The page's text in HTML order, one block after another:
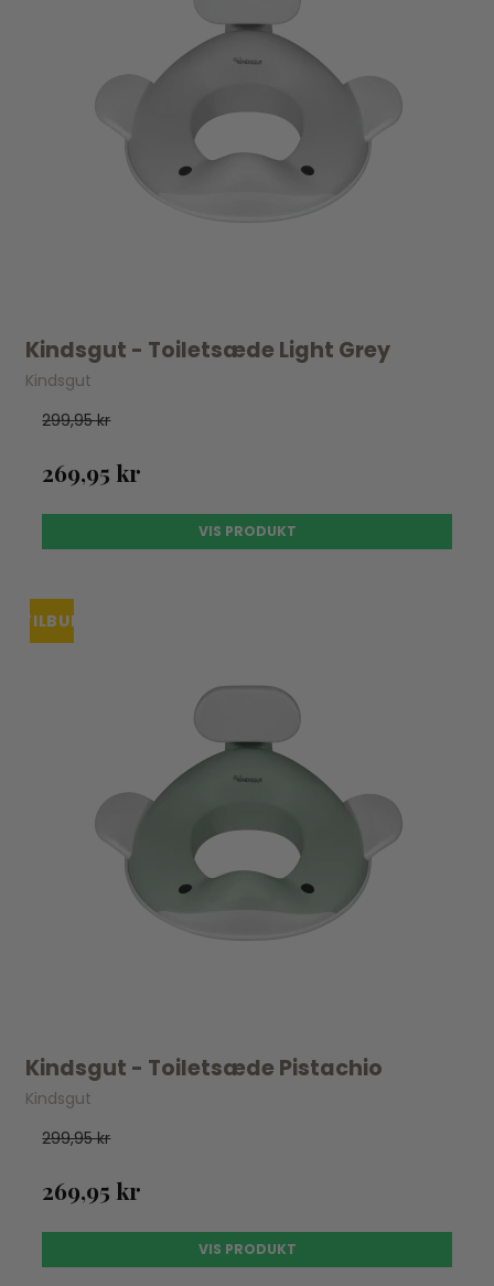
Kindsgut - Toiletsæde Light Grey
Kindsgut
299,95 kr
269,95 kr
VIS PRODUKT
TILBUD
Kindsgut - Toiletsæde Pistachio
Kindsgut
299,95 kr
269,95 kr
VIS PRODUKT